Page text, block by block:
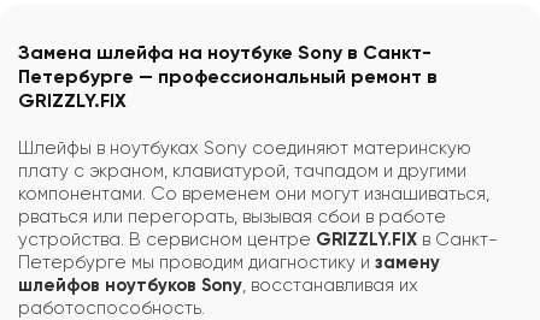
Замена шлейфа на ноутбуке Sony в Санкт-
Петербурге — профессиональный ремонт в
GRIZZLY.FIX
Шлейфы в ноутбуках Sony соединяют материнскую
плату с экраном, клавиатурой, тачпадом и другими
компонентами. Со временем они могут изнашиваться,
рваться или перегорать, вызывая сбои в работе
устройства. В сервисном центре GRIZZLY.FIX в Санкт-
Петербурге мы проводим диагностику и замену
шлейфов ноутбуков Sony , восстанавливая их
работоспособность.